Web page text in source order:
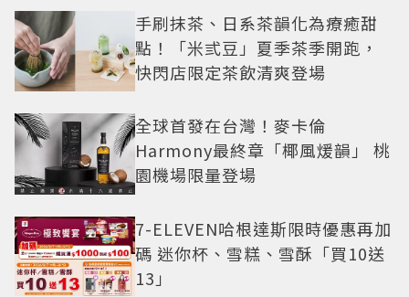
手刷抹茶、日系茶韻化為療癒甜
點！「米弎豆」夏季茶季開跑，
快閃店限定茶飲清爽登場
全球首發在台灣！麥卡倫
Harmony最終章「椰風煖韻」 桃
園機場限量登場
7-ELEVEN哈根達斯限時優惠再加
碼 迷你杯、雪糕、雪酥「買10送
13」